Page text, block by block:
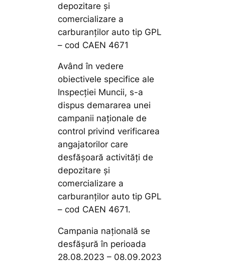
depozitare și
comercializare a
carburanților auto tip GPL
– cod CAEN 4671
Având în vedere
obiectivele specifice ale
Inspecției Muncii, s-a
dispus demararea unei
campanii naționale de
control privind verificarea
angajatorilor care
desfășoară activități de
depozitare și
comercializare a
carburanților auto tip GPL
– cod CAEN 4671.
Campania națională se
desfășură în perioada
28.08.2023 – 08.09.2023